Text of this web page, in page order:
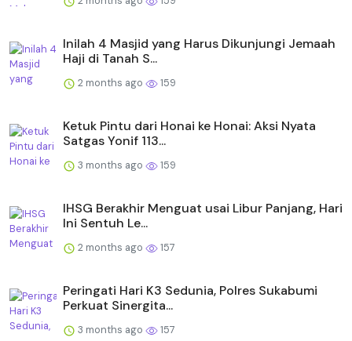
Inilah 4 Masjid yang Harus Dikunjungi Jemaah
Haji di Tanah S...
2 months ago 159
Ketuk Pintu dari Honai ke Honai: Aksi Nyata
Satgas Yonif 113...
3 months ago 159
IHSG Berakhir Menguat usai Libur Panjang, Hari
Ini Sentuh Le...
2 months ago 157
Peringati Hari K3 Sedunia, Polres Sukabumi
Perkuat Sinergita...
3 months ago 157